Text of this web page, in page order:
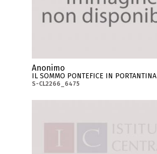
Anonimo
IL SOMMO PONTEFICE IN PORTANTINA
S-CL2266_6475